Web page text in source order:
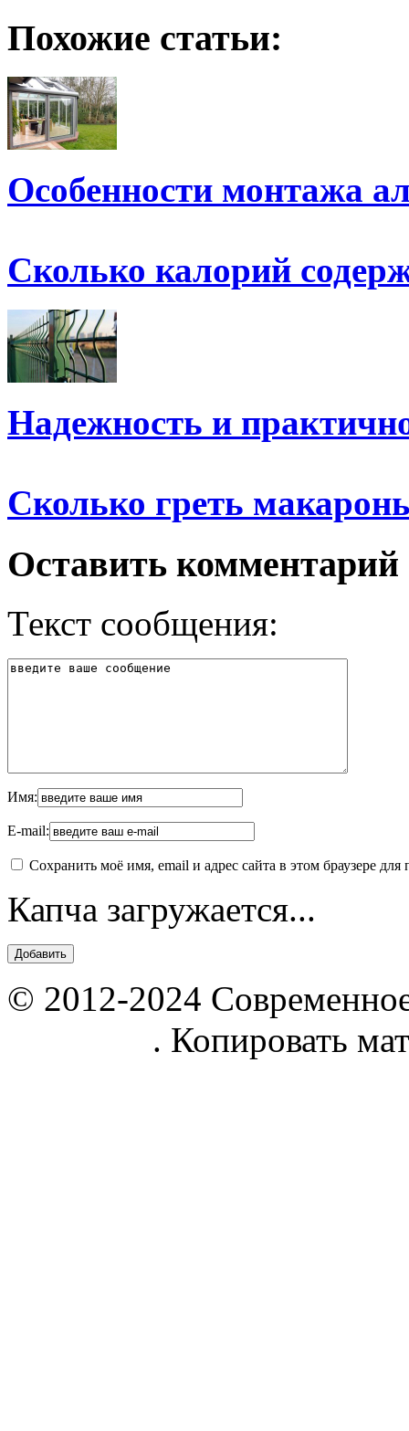
Похожие статьи:
Особенности монтажа
Сколько калорий
Надежность и
Сколько греть
Оставить комментарий
Текст сообщения:
Имя:
E-mail:
Сохранить моё имя, email и адрес сайта в этом браузере
Капча загружается...
© 2012-2024
. Копировать